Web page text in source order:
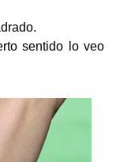
sentido lo veo